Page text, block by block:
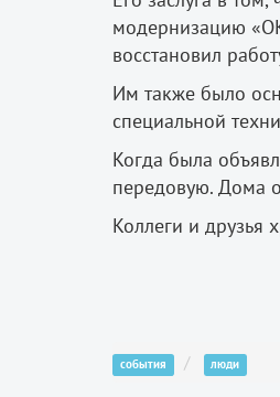
модернизацию
восстановил
Им также было
специальной
Когда была
передовую. Дома
Коллеги и друзья
события люди